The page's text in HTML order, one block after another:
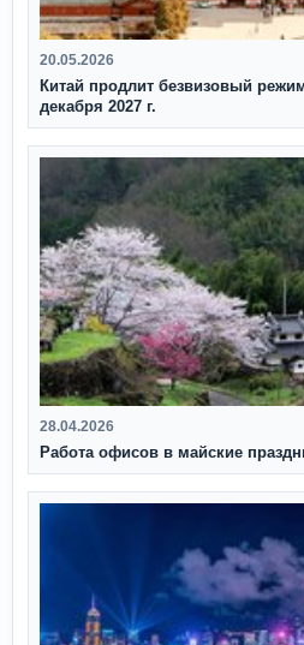
20.05.2026
Китай продлит безвизовый
декабря 2027 г.
28.04.2026
Работа офисов в майские